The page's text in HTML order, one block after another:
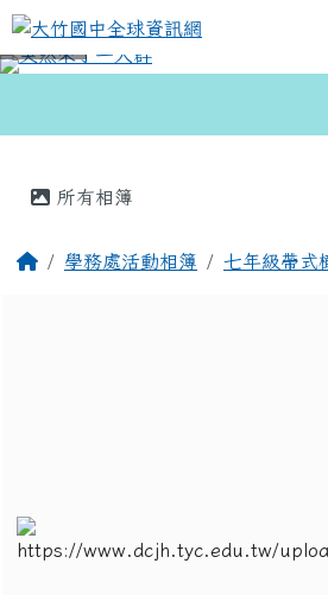
跳至主內容區
大竹國中全球資訊網
所有相簿
回首頁學務處活動相簿 七年級帶式